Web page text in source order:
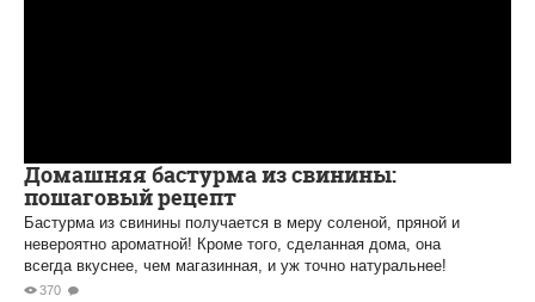
Домашняя бастурма из свинины:
пошаговый рецепт
Бастурма из свинины получается в меру соленой, пряной и
невероятно ароматной! Кроме того, сделанная дома, она
всегда вкуснее, чем магазинная, и уж точно натуральнее!
370